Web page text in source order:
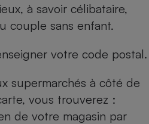
à savoir célibataire,
couple sans enfant.
votre code postal.
supermarchés à côté de
vous trouverez :
de votre magasin par